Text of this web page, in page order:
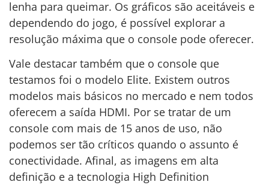
lenha para queimar. Os gráficos são aceitáveis e
dependendo do jogo, é possível explorar a
resolução máxima que o console pode oferecer.
Vale destacar também que o console que
testamos foi o modelo Elite. Existem outros
modelos mais básicos no mercado e nem todos
oferecem a saída HDMI. Por se tratar de um
console com mais de 15 anos de uso, não
podemos ser tão críticos quando o assunto é
conectividade. Afinal, as imagens em alta
definição e a tecnologia High Definition